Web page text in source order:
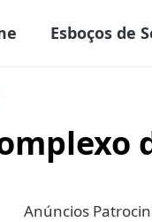
Esboços de
Anúncios